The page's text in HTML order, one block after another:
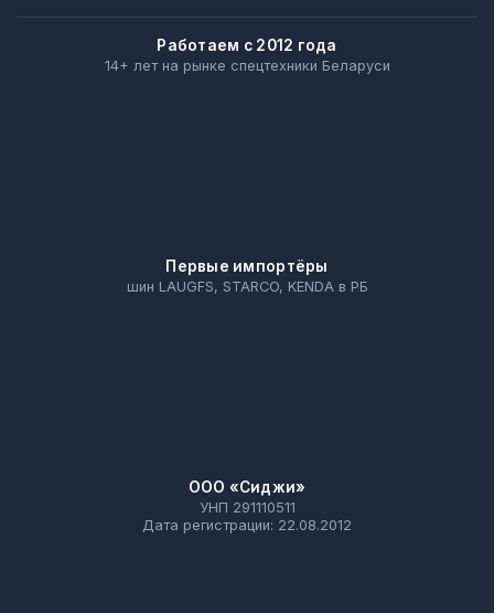
Работаем с 2012 года
14+ лет на рынке спецтехники Беларуси
Первые импортёры
шин LAUGFS, STARCO, KENDA в РБ
ООО «Сиджи»
УНП 291110511
Дата регистрации: 22.08.2012